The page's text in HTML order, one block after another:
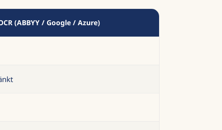
(ABBYY / Google / Azure)